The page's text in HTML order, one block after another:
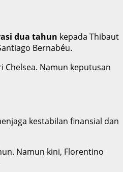
dua tahun kepada Thibaut
Bernabéu.
Chelsea. Namun keputusan
kestabilan finansial dan
Namun kini, Florentino